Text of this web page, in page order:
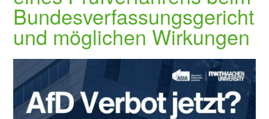
Bundesverfassungsgericht
und möglichen Wirkungen